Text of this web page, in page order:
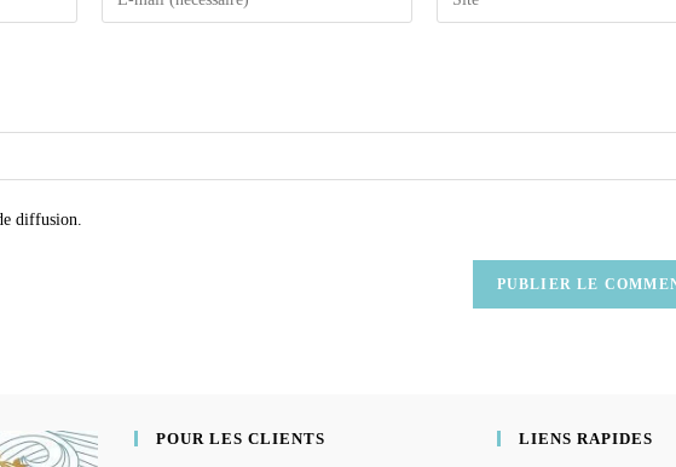
diffusion.
POUR LES CLIENTS LIENS RAPIDES